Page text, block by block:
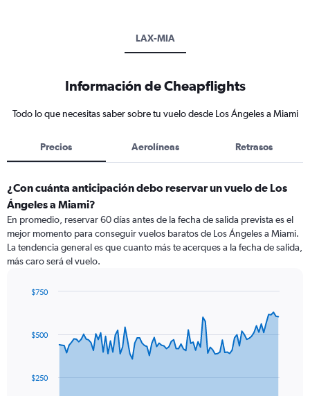
LAX-MIA
Información de Cheapflights
Todo lo que necesitas saber sobre tu vuelo desde Los Ángeles a Miami
Precios Aerolíneas Retrasos
¿Con cuánta anticipación debo reservar un vuelo de Los
Ángeles a Miami?
En promedio, reservar 60 días antes de la fecha de salida prevista es el
mejor momento para conseguir vuelos baratos de Los Ángeles a Miami.
La tendencia general es que cuanto más te acerques a la fecha de salida,
más caro será el vuelo.
data
The
$250
$500
$750